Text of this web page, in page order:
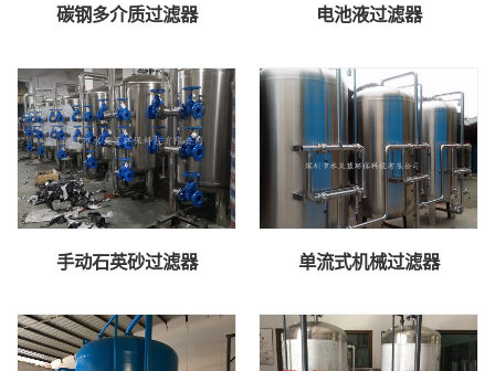
碳钢多介质过滤器 电池液过滤器
手动石英砂过滤器 单流式机械过滤器